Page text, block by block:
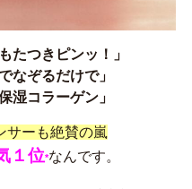
たつきピンッ！」
なぞるだけで」
湿コラーゲン」
サーも絶賛の嵐
１位*なんです。